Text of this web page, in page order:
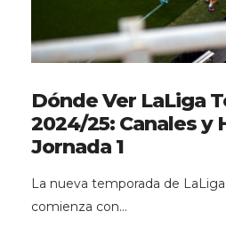
Dónde Ver LaLiga
2024/25: Canales y
Jornada 1
La nueva temporada de
comienza con…